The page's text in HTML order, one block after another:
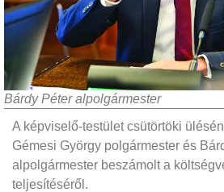
Bárdy Péter alpolgármester
A képviselő-testület csütörtöki
Gémesi György polgármester és
alpolgármester beszámolt a
teljesítéséről.